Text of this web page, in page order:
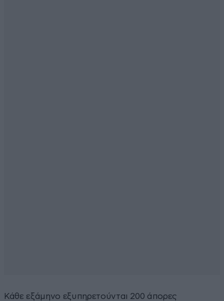
Κάθε εξάμηνο εξυπηρετούνται 200 άπορες